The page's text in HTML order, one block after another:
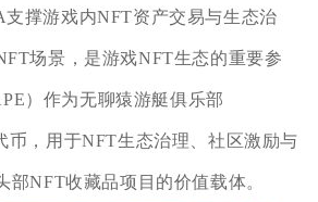
支撑游戏内NFT资产交易与生态治
场景，是游戏NFT生态的重要参
）作为无聊猿游艇俱乐部
币，用于NFT生态治理、社区激励与
部NFT收藏品项目的价值载体。